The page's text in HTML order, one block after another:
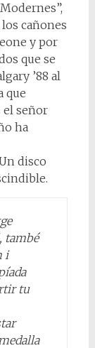
cañones
y por
que se
’88 al
que
el señor
ha
disco
també
i
tu